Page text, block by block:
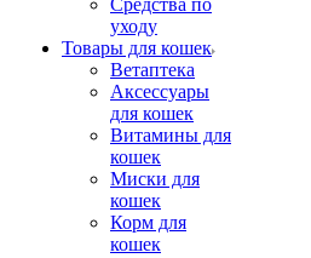
Средства по
уходу
Товары для кошек
Ветаптека
Аксессуары
для кошек
Витамины для
кошек
Миски для
кошек
Корм для
кошек